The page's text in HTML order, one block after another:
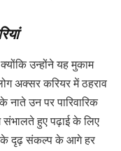
उन्होंने यह मुकाम
अक्सर करियर में ठहराव
उन पर पारिवारिक
संभालते हुए पढ़ाई के लिए
दृढ़ संकल्प के आगे हर